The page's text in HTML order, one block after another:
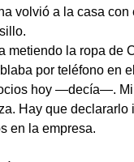
volvió a la casa con
metiendo la ropa de
por teléfono en
hoy —decía—. Mi
Hay que declararlo
en la empresa.